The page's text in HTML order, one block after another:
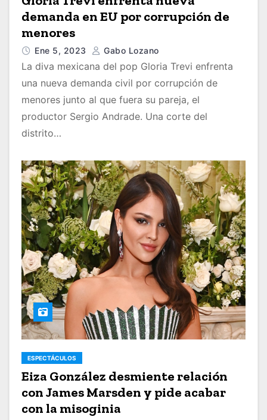
demanda en EU por corrupción de
menores
Ene 5, 2023 Gabo Lozano
La diva mexicana del pop Gloria Trevi enfrenta
una nueva demanda civil por corrupción de
menores junto al que fuera su pareja, el
productor Sergio Andrade. Una corte del
distrito…
ESPECTÁCULOS
Eiza González desmiente relación
con James Marsden y pide acabar
con la misoginia